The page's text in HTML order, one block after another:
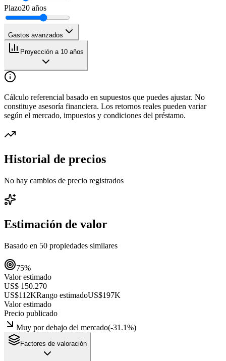
Plazo20 años
Gastos avanzados
Proyección a 10 años
Cálculo referencial basado en supuestos que puedes ajustar. No
constituye asesoría financiera. Los retornos reales pueden variar
según el mercado, impuestos y condiciones del préstamo.
Historial de precios
No hay cambios de precio registrados
Estimación de valor
Basado en 50 propiedades similares
75%
Valor estimado
US$ 150.270
US$112KRango estimadoUS$197K
Valor estimado
Precio publicado
Muy por debajo del mercado(-31.1%)
Factores de valoración